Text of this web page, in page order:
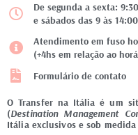
De segunda a sexta:
e sábados das 9 às 14:00
Atendimento em fuso
(+4hs em relação ao
Formulário de contato
O Transfer na Itália é um
(Destination Management
Itália exclusivos e sob